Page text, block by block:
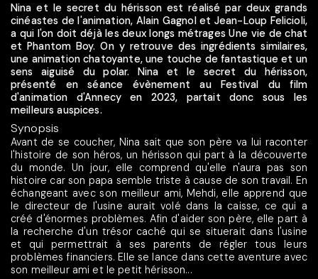
Nina et le secret du hérisson est réalisé par deux grands
cinéastes de l'animation, Alain Gagnol et Jean-Loup Felicioli,
a qui l'on doit déjà les deux longs métrages Une vie de chat
et Phantom Boy. On y retrouve des ingrédients similaires,
une animation chatoyante, une touche de fantastique et un
sens aiguisé du polar. Nina et le secret du hérisson,
présenté en séance évènement au Festival du film
d'animation d'Annecy en 2023, partait donc sous les
meilleurs auspices.
Synopsis
Avant de se coucher, Nina sait que son père va lui raconter
l'histoire de son héros, un hérisson qui part à la découverte
du monde. Un jour, elle comprend qu'elle n'aura pas son
histoire car son papa semble triste à cause de son travail. En
échangeant avec son meilleur ami, Mehdi, elle apprend que
le directeur de l'usine aurait volé dans la caisse, ce qui a
créé d'énormes problèmes. Afin d'aider son père, elle part à
la recherche d'un trésor caché qui se situerait dans l'usine
et qui permettrait à ses parents de régler tous leurs
problèmes financiers. Elle se lance dans cette aventure avec
son meilleur ami et le petit hérisson...